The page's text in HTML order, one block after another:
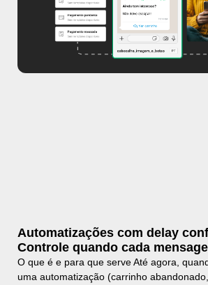
Automatizações com delay
Controle quando cada
O que é e para que serve Até agora,
uma automatização (carrinho